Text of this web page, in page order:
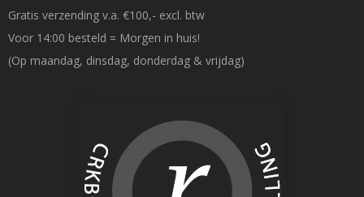
Gratis verzending v.a. €100,- excl. btw
Voor 14:00 besteld = Morgen in huis!
(Op maandag, dinsdag, donderdag & vrijdag)